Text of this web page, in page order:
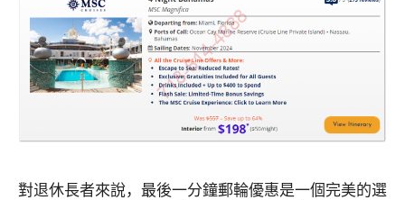
對退休長者來說，最後一分鐘郵輪優惠是一個完美的選